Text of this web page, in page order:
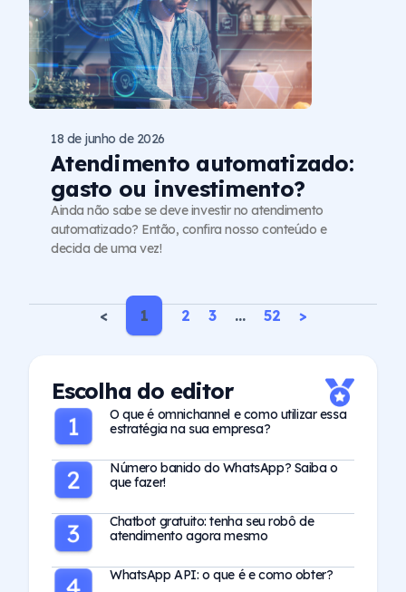
Atendimento automatizado:
gasto ou investimento?
18 de junho de 2026
Ainda não sabe se deve investir no atendimento
automatizado? Então, confira nosso conteúdo e
decida de uma vez!
< 1 2 3 … 52 >
Escolha do editor
O que é omnichannel e como utilizar essa
estratégia na sua empresa?
Número banido do WhatsApp? Saiba o
que fazer!
Chatbot gratuito: tenha seu robô de
atendimento agora mesmo
WhatsApp API: o que é e como obter?